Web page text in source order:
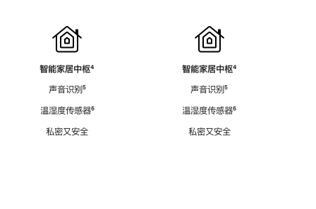
智能家居中枢脚
⁴
声音识别脚
⁵
温湿度传感器脚
⁶
私密又安全
智能家居中枢脚
⁴
声音识别脚
⁵
温湿度传感器脚
⁶
私密又安全